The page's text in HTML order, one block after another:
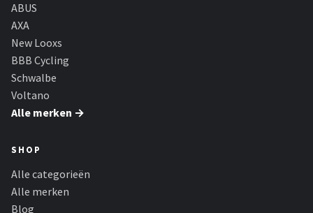
ABUS
AXA
New Looxs
BBB Cycling
Schwalbe
Voltano
Alle merken →
SHOP
Alle categorieën
Alle merken
Blog